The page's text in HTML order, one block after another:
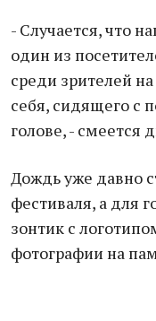
- Случается, что
один из
среди зрителей
себя, сидящего с
голове, - смеется
Дождь уже давно
фестиваля, а для
зонтик с
фотографии на